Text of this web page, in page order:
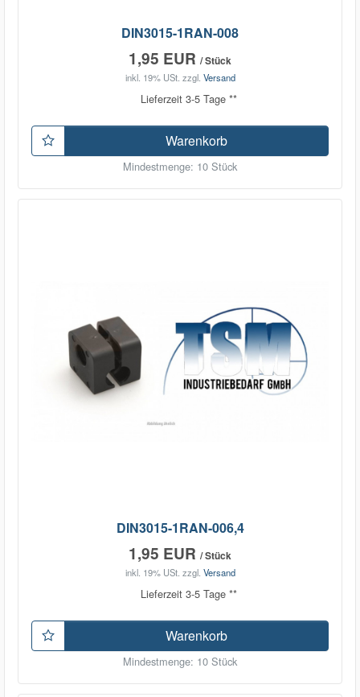
DIN3015-1RAN-008
1,95 EUR / Stück
inkl. 19% USt. zzgl. Versand
Lieferzeit 3-5 Tage **
Warenkorb
Mindestmenge: 10 Stück
DIN3015-1RAN-006,4
1,95 EUR / Stück
inkl. 19% USt. zzgl. Versand
Lieferzeit 3-5 Tage **
Warenkorb
Mindestmenge: 10 Stück